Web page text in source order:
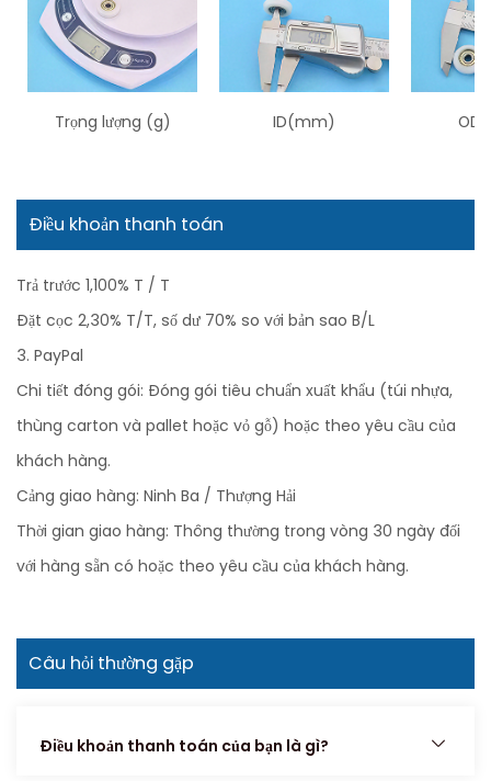
Trọng lượng (g) ID(mm) OD
Điều khoản thanh toán
Trả trước 1,100% T / T
Đặt cọc 2,30% T/T, số dư 70% so với bản sao B/L
3. PayPal
Chi tiết đóng gói: Đóng gói tiêu chuẩn xuất khẩu (túi nhựa,
thùng carton và pallet hoặc vỏ gỗ) hoặc theo yêu cầu của
khách hàng.
Cảng giao hàng: Ninh Ba / Thượng Hải
Thời gian giao hàng: Thông thường trong vòng 30 ngày đối
với hàng sẵn có hoặc theo yêu cầu của khách hàng.
Câu hỏi thường gặp
Điều khoản thanh toán của bạn là gì?